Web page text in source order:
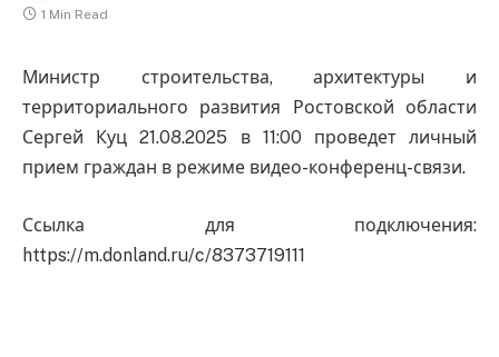
1 Min Read
Министр строительства, архитектуры и
территориального развития Ростовской области
Сергей Куц 21.08.2025 в 11:00 проведет личный
прием граждан в режиме видео-конференц-связи.
Ссылка для подключения:
https://m.donland.ru/c/8373719111